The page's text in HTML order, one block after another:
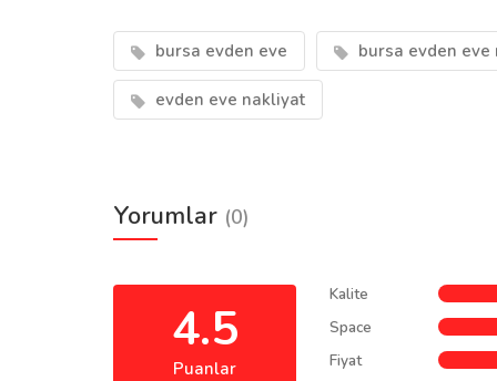
bursa evden eve bursa evden
evden eve nakliyat
Yorumlar (0)
4.5
Puanlar
Kalite
Space
Fiyat